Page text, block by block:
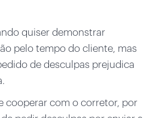
quiser demonstrar
pelo tempo do cliente, mas
de desculpas prejudica
cooperar com o corretor, por